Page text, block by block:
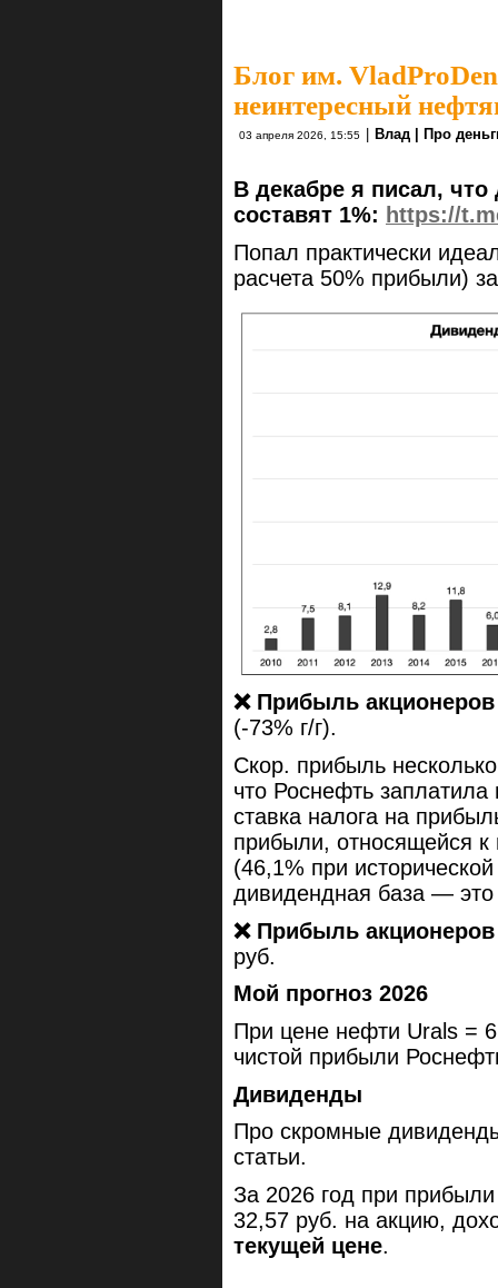
Блог им.
неинтересный
03 апреля 2026, 15:55 | Влад | Про
В декабре я писал,
составят 1%: https://
Попал практически
расчета 50% прибыли)
❌ Прибыль
(-73% г/г).
Скор. прибыль
что Роснефть
ставка налога на
прибыли, относящейся
(46,1% при
дивидендная база — это
❌ Прибыль
руб.
Мой прогноз 2026
При цене нефти Urals =
чистой прибыли
Дивиденды
Про скромные
статьи.
За 2026 год при
32,57 руб. на акцию,
текущей цене.